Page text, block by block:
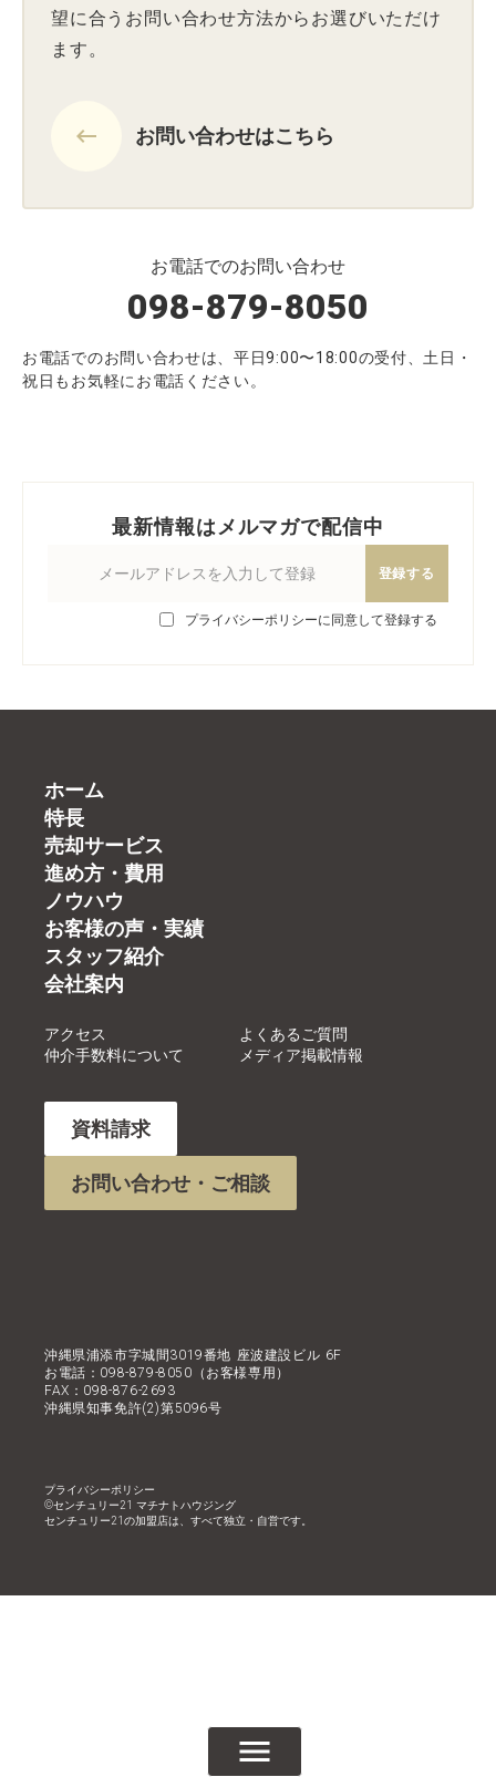
望に合うお問い合わせ方法からお選びいただけ
ます。
keyboard_backspace お問い合わせはこちら
お電話でのお問い合わせ
098-879-8050
お電話でのお問い合わせは、平日9:00〜18:00の受付、土日・
祝日もお気軽にお電話ください。
最新情報はメルマガで配信中
登録する
プライバシーポリシーに同意して登録する
沖縄県浦添市字城間3019番地 座波建設ビル 6F
お電話：098-879-8050（お客様専用）
FAX：098-876-2693
沖縄県知事免許(2)第5096号
ホーム
特長
売却サービス
進め方・費用
ノウハウ
お客様の声・実績
スタッフ紹介
会社案内
アクセス
よくあるご質問
仲介手数料について
メディア掲載情報
資料請求
お問い合わせ・ご相談
センチュリー21の加盟店は、すべて独立・自営です。
©︎センチュリー21 マチナトハウジング
プライバシーポリシー
menu